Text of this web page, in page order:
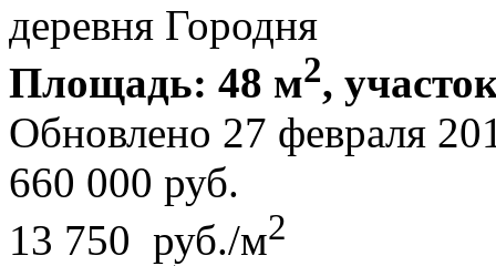
деревня Городня
Площадь: 48 м2,
Обновлено 27 февраля
660 000 руб.
13 750 руб./м2